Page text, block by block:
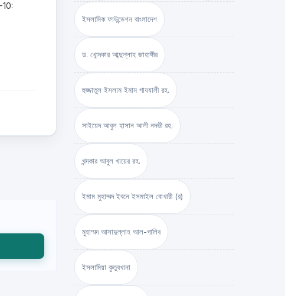
ইসলামিক ফাউন্ডেশন বাংলাদেশ
ড. খোন্দকার আব্দুল্লাহ জাহাঙ্গীর
হুজ্জাতুল ইসলাম ইমাম গাযযালী রহ.
সাইয়েদ আবুল হাসান আলী নদভী রহ.
খন্দকার আবুল খায়ের রহ.
ইমাম মুহাম্মদ ইবনে ইসমাইল বোখারী (র)
মুহাম্মদ আসাদুল্লাহ আল-গালিব
ইসলামিয়া কুতুবখানা